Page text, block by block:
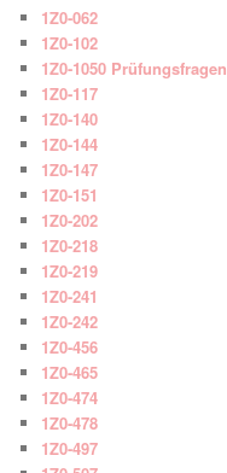
1Z0-062
1Z0-102
1Z0-1050 Prüfungsfragen
1Z0-117
1Z0-140
1Z0-144
1Z0-147
1Z0-151
1Z0-202
1Z0-218
1Z0-219
1Z0-241
1Z0-242
1Z0-456
1Z0-465
1Z0-474
1Z0-478
1Z0-497